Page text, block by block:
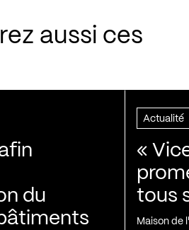
aussi ces
du
Actualité
«
tous
Maison de